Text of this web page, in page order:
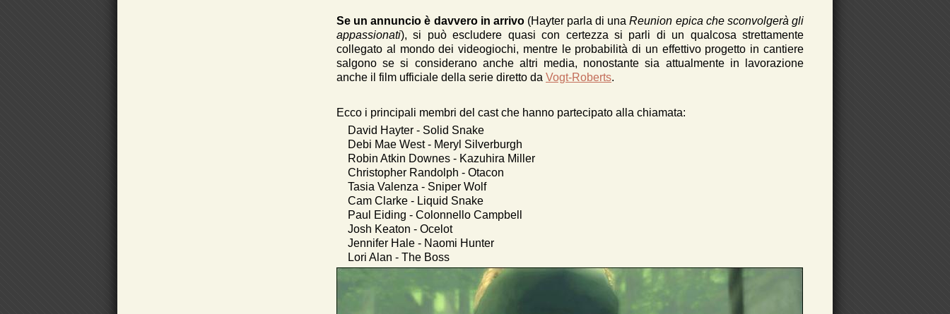
Se un annuncio è davvero in arrivo(Hayter parla di unaReunion epica che sconvolgerà gli
appassionati), si può escludere quasi con certezza si parli di un qualcosa strettamente
collegato al mondo dei videogiochi, mentre le probabilità di un effettivo progetto in cantiere
salgono se si considerano anche altri media, nonostante sia attualmente in lavorazione
anche il film ufficiale della serie diretto da Vogt-Roberts.
Ecco i principali membri del cast che hanno partecipato alla chiamata:
David Hayter - Solid Snake
Debi Mae West - Meryl Silverburgh
Robin Atkin Downes - Kazuhira Miller
Christopher Randolph - Otacon
Tasia Valenza - Sniper Wolf
Cam Clarke - Liquid Snake
Paul Eiding - Colonnello Campbell
Josh Keaton - Ocelot
Jennifer Hale - Naomi Hunter
Lori Alan - The Boss